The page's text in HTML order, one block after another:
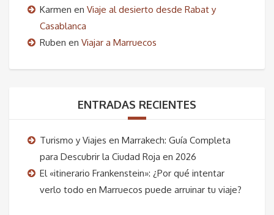
Karmen en Viaje al desierto desde Rabat y
Casablanca
Ruben en Viajar a Marruecos
ENTRADAS RECIENTES
Turismo y Viajes en Marrakech: Guía Completa
para Descubrir la Ciudad Roja en 2026
El «itinerario Frankenstein»: ¿Por qué intentar
verlo todo en Marruecos puede arruinar tu viaje?